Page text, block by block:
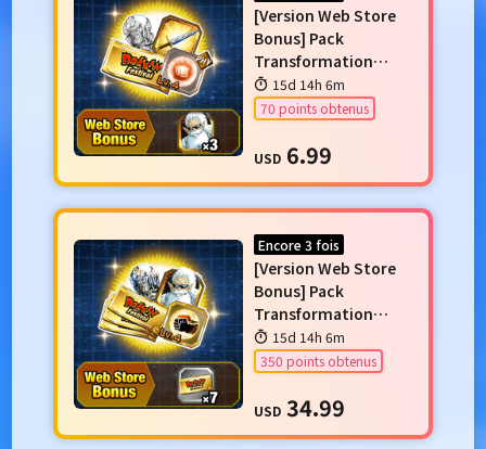
[Version Web Store
Bonus] Pack
Transformation
Riposte 1
15d 14h 6m
70 points obtenus
USD 6.99
Encore 3 fois
[Version Web Store
Bonus] Pack
Transformation
Riposte 3
15d 14h 6m
350 points obtenus
USD 34.99